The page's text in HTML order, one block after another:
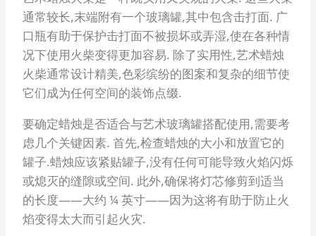
通常较长,末端附有一个玻璃罐,其中包含击打面. 广
口瓶有助于保护击打面不被损坏或弄湿,使在各种情
况下使用火柴变得更加容易. 除了实用性,艺术蜡烛
火柴通常设计精美,色彩缤纷的图案和复杂的细节使
它们成为任何空间的装饰点缀.
要确定蜡烛是否适合与艺术玻璃罐搭配使用,需要考
虑几个关键因素. 首先,检查蜡烛的大小和放置它的
罐子.蜡烛应该紧贴罐子,没有任何可能导致火焰闪烁
或熄灭的缝隙或空间. 此外,确保将灯芯修剪到适当
的长度——大约 ¼ 英寸——因为这将有助于防止火
焰变得太大而引起火灾.